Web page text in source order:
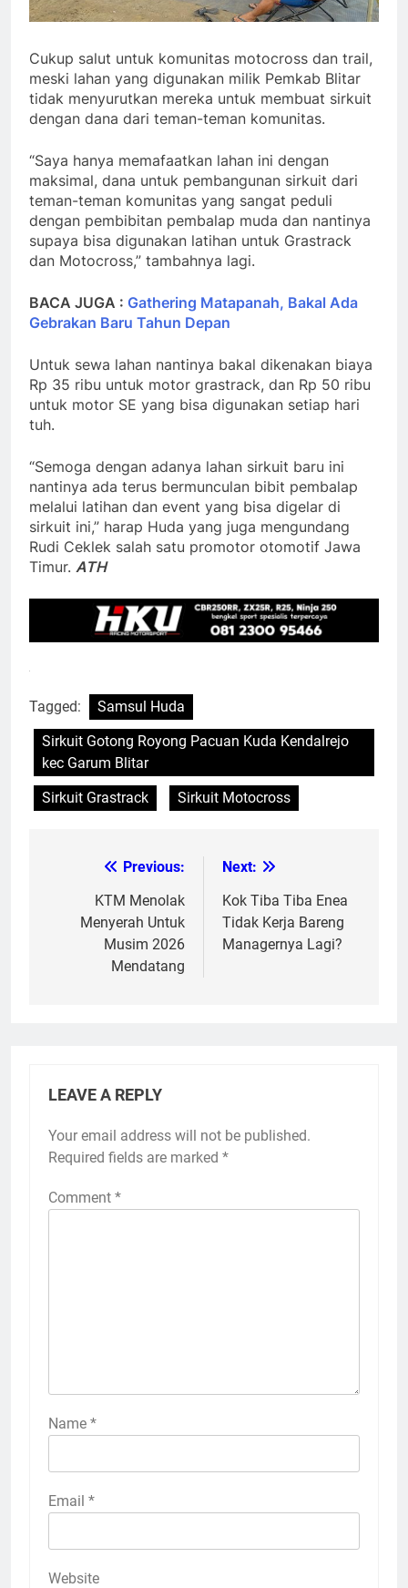
Cukup salut untuk komunitas motocross dan trail,
meski lahan yang digunakan milik Pemkab Blitar
tidak menyurutkan mereka untuk membuat sirkuit
dengan dana dari teman-teman komunitas.
“Saya hanya memafaatkan lahan ini dengan
maksimal, dana untuk pembangunan sirkuit dari
teman-teman komunitas yang sangat peduli
dengan pembibitan pembalap muda dan nantinya
supaya bisa digunakan latihan untuk Grastrack
dan Motocross,” tambahnya lagi.
BACA JUGA : Gathering Matapanah, Bakal Ada
Gebrakan Baru Tahun Depan
Untuk sewa lahan nantinya bakal dikenakan biaya
Rp 35 ribu untuk motor grastrack, dan Rp 50 ribu
untuk motor SE yang bisa digunakan setiap hari
tuh.
“Semoga dengan adanya lahan sirkuit baru ini
nantinya ada terus bermunculan bibit pembalap
melalui latihan dan event yang bisa digelar di
sirkuit ini,” harap Huda yang juga mengundang
Rudi Ceklek salah satu promotor otomotif Jawa
Timur. ATH
Tagged:
Samsul Huda
Sirkuit Gotong Royong Pacuan Kuda Kendalrejo
kec Garum Blitar
Sirkuit Grastrack
Sirkuit Motocross
navigation
Previous:
KTM Menolak
Menyerah Untuk
Musim 2026
Mendatang
Next:
Kok Tiba Tiba Enea
Tidak Kerja Bareng
Managernya Lagi?
LEAVE A REPLY
Your email address will not be published.
Required fields are marked *
Comment *
Name *
Email *
Website